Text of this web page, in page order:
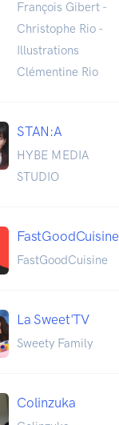
François Gibert -
Christophe Rio -
Illustrations
Clémentine Rio
STAN:A
HYBE MEDIA
STUDIO
FastGoodCuisine
FastGoodCuisine
La Sweet'TV
Sweety Family
Colinzuka